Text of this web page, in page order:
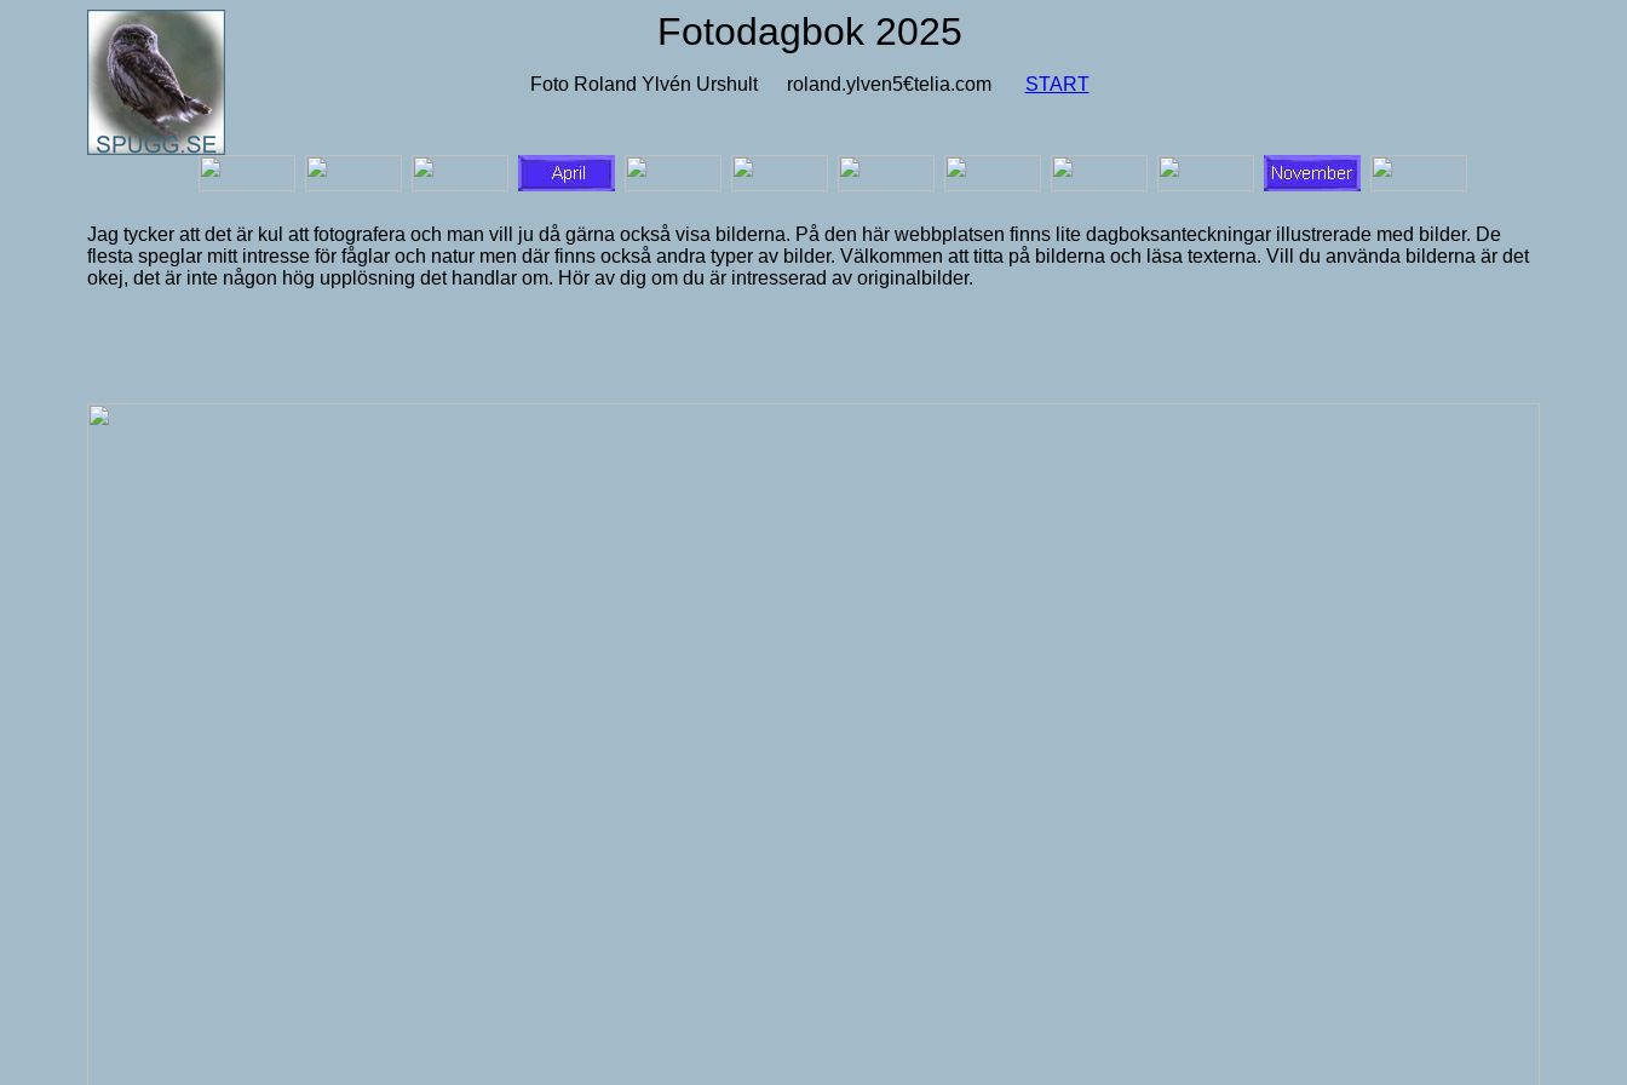
Fotodagbok 2025
Foto Roland Ylvén Urshult roland.ylven5€telia.com START
Jag tycker att det är kul att fotografera och man vill ju då gärna också visa bilderna. På den här webbplatsen finns lite dagboksanteckningar illustrerade med bilder. De
flesta speglar mitt intresse för fåglar och natur men där finns också andra typer av bilder. Välkommen att titta på bilderna och läsa texterna. Vill du använda bilderna är det
okej, det är inte någon hög upplösning det handlar om. Hör av dig om du är intresserad av originalbilder.